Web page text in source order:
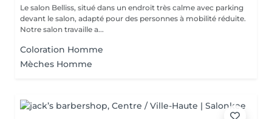
Le salon Belliss, situé dans un endroit très calme avec parking
devant le salon, adapté pour des personnes à mobilité réduite.
Notre salon travaille a...
Coloration Homme
Mèches Homme